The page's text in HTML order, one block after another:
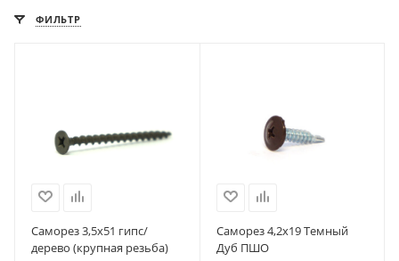
ФИЛЬТР
Саморез 3,5х51 гипс/
дерево (крупная резьба)
Саморез 4,2х19 Темный
Дуб ПШО